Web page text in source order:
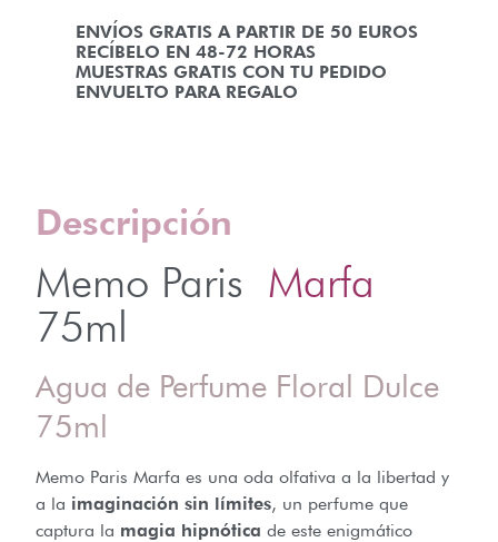
ENVÍOS GRATIS A PARTIR DE 50 EUROS
RECÍBELO EN 48-72 HORAS
MUESTRAS GRATIS CON TU PEDIDO
ENVUELTO PARA REGALO
Descripción
Memo Paris Marfa
75ml
Agua de Perfume Floral Dulce
75ml
Memo Paris Marfa es una oda olfativa a la libertad y
a la imaginación sin límites, un perfume que
captura la magia hipnótica de este enigmático